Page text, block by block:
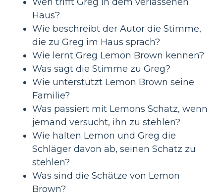
Haus?
Wie beschreibt der Autor die Stimme,
die zu Greg im Haus sprach?
Wie lernt Greg Lemon Brown kennen?
Was sagt die Stimme zu Greg?
Wie unterstützt Lemon Brown seine
Familie?
Was passiert mit Lemons Schatz, wenn
jemand versucht, ihn zu stehlen?
Wie halten Lemon und Greg die
Schläger davon ab, seinen Schatz zu
stehlen?
Was sind die Schätze von Lemon
Brown?